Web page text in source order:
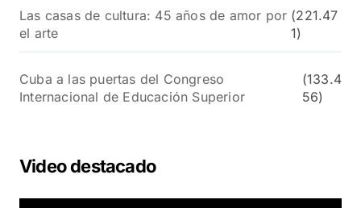
Las casas de cultura: 45 años de amor por
el arte
(221.47
1)
Cuba a las puertas del Congreso
Internacional de Educación Superior
(133.4
56)
Video destacado